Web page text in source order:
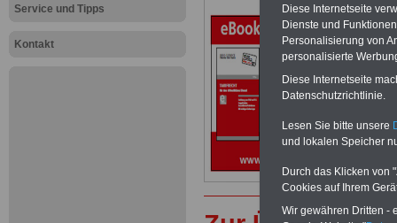
Service und Tipps
Kontakt
Diese Internetseite
Dienste und
Personalisierung von
personalisierte
Diese Internetseite
Datenschutzrichtlinie.
Lesen Sie bitte unsere
und lokalen Speicher
Durch das Klicken von
Cookies auf Ihrem
Wir gewähren Dritten -